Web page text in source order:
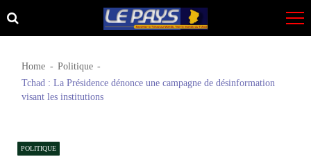
Skip
to
Skip
to
Home
Politique
Tchad : La Présidence dénonce une campagne de désinformation
visant les institutions
POLITIQUE